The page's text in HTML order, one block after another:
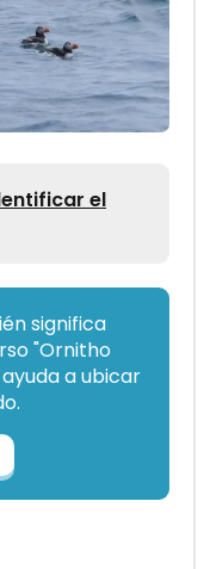
el
significa
"Ornitho
a ubicar